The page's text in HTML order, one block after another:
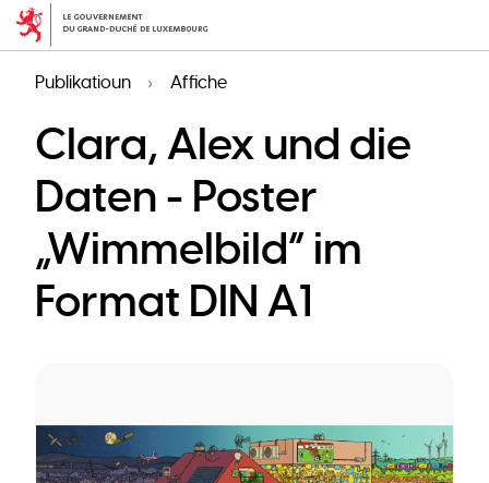
Skip
contentPublikatioun Affiche
Clara, Alex und die
Daten - Poster
„Wimmelbild” im
Format DIN A1